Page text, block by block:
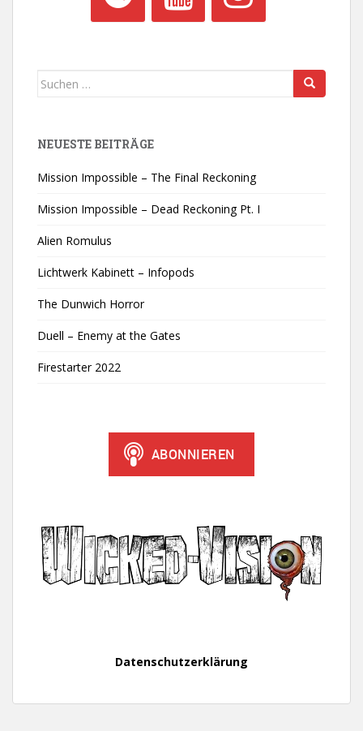
Suchen
NEUESTE BEITRÄGE
Mission Impossible – The Final Reckoning
Mission Impossible – Dead Reckoning Pt. I
Alien Romulus
Lichtwerk Kabinett – Infopods
The Dunwich Horror
Duell – Enemy at the Gates
Firestarter 2022
Datenschutzerklärung